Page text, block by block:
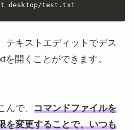
desktop/test.txt
テキストエディットでデス
開くことができます。
んで、 コマンドファイルを
を変更することで、いつも